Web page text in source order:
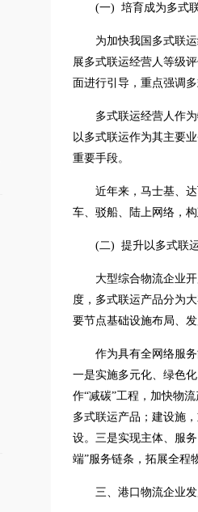
(一) 培育成为多式
为加快我国多式联
展多式联运经营人等级
面进行引导，重点强调
多式联运经营人作
以多式联运作为其主要
重要手段。
近年来，马士基、
车、驳船、陆上网络，
(二) 提升以多式联
大型综合物流企业
度，多式联运产品分为
要节点基础设施布局、
作为具有全网络服
一是实施多元化、绿色
作“减碳”工程，加快物
多式联运产品；建设施
设。三是实现主体、服
端”服务链条，拓展全程
三、港口物流企业